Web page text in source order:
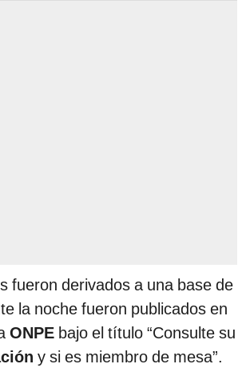
fueron derivados a una base de
la noche fueron publicados en
ONPE bajo el título “Consulte su
y si es miembro de mesa”.